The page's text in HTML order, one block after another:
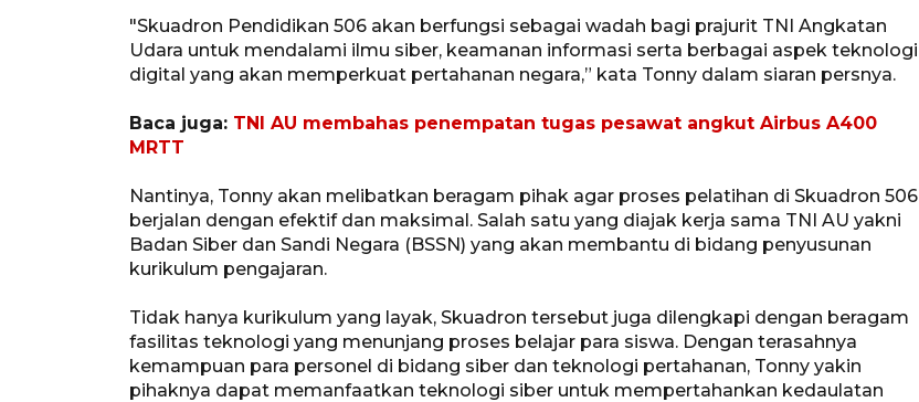
"Skuadron Pendidikan 506 akan berfungsi sebagai wadah bagi prajurit TNI Angkatan
Udara untuk mendalami ilmu siber, keamanan informasi serta berbagai aspek teknologi
digital yang akan memperkuat pertahanan negara,” kata Tonny dalam siaran persnya.
Baca juga: TNI AU membahas penempatan tugas pesawat angkut Airbus A400
MRTT
Nantinya, Tonny akan melibatkan beragam pihak agar proses pelatihan di Skuadron 506
berjalan dengan efektif dan maksimal. Salah satu yang diajak kerja sama TNI AU yakni
Badan Siber dan Sandi Negara (BSSN) yang akan membantu di bidang penyusunan
kurikulum pengajaran.
Tidak hanya kurikulum yang layak, Skuadron tersebut juga dilengkapi dengan beragam
fasilitas teknologi yang menunjang proses belajar para siswa. Dengan terasahnya
kemampuan para personel di bidang siber dan teknologi pertahanan, Tonny yakin
pihaknya dapat memanfaatkan teknologi siber untuk mempertahankan kedaulatan